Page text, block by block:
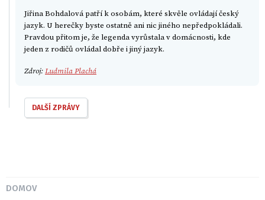
Jiřina Bohdalová patří k osobám, které skvěle ovládají český
jazyk. U herečky byste ostatně ani nic jiného nepředpokládali.
Pravdou přitom je, že legenda vyrůstala v domácnosti, kde
jeden z rodičů ovládal dobře i jiný jazyk.
Zdroj:Ludmila Plachá
DALŠÍ ZPRÁVY
DOMOV